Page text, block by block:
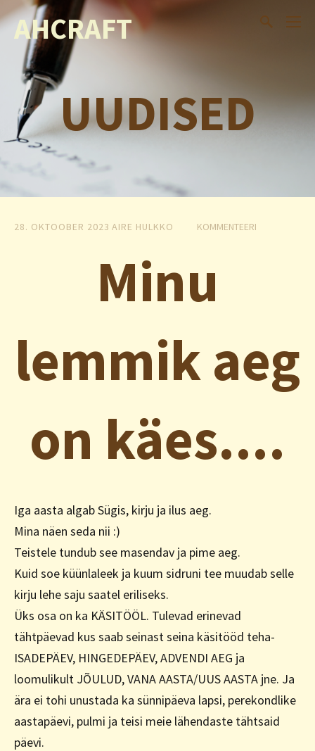
AHCRAFT
UUDISED
28. OKTOOBER 2023 AIRE HULKKO KOMMENTEERI
Minu
lemmik aeg
on käes....
Iga aasta algab Sügis, kirju ja ilus aeg.
Mina näen seda nii :)
Teistele tundub see masendav ja pime aeg.
Kuid soe küünlaleek ja kuum sidruni tee muudab selle
kirju lehe saju saatel eriliseks.
Üks osa on ka KÄSITÖÖL. Tulevad erinevad
tähtpäevad kus saab seinast seina käsitööd teha-
ISADEPÄEV, HINGEDEPÄEV, ADVENDI AEG ja
loomulikult JÕULUD, VANA AASTA/UUS AASTA jne. Ja
ära ei tohi unustada ka sünnipäeva lapsi, perekondlike
aastapäevi, pulmi ja teisi meie lähendaste tähtsaid
päevi.